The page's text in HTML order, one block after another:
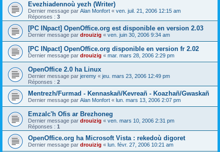
Evezhiadennoù yezh (Writer)
Dernier message par Alan Monfort « ven. juil. 21, 2006 12:15 am
Réponses : 3
[PC INpact] OpenOffice.org est disponible en version 2.03
Dernier message par drouizig « ven. juin 30, 2006 9:34 am
[PC INpact] OpenOffice.org disponible en version fr 2.02
Dernier message par drouizig « mar. mars 28, 2006 2:29 pm
OpenOffice 2.0 ha Linux
Dernier message par jeremy « jeu. mars 23, 2006 12:49 pm
Réponses : 2
Mentrezh/Furmad - Kennaskañ/Kevreañ - Koazhañ/Gwaskañ
Dernier message par Alan Monfort « lun. mars 13, 2006 2:07 pm
Emzalc'h Ofis ar Brezhoneg
Dernier message par drouizig « ven. mars 10, 2006 2:31 pm
Réponses : 1
OpenOffice.org ha Microsoft Vista : rekedoù digoret
Dernier message par drouizig « lun. févr. 27, 2006 10:21 am